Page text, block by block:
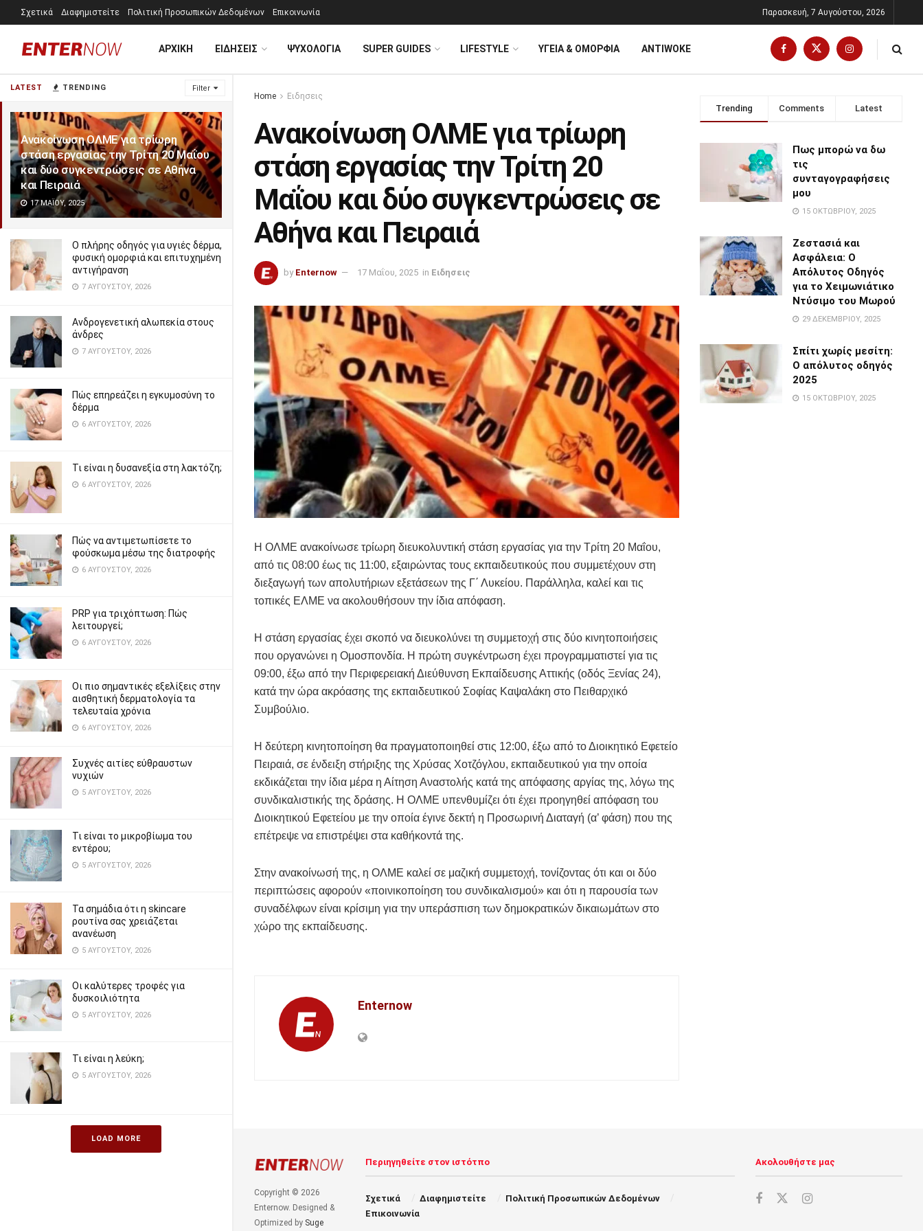
LATEST TRENDING Filter
Ανακοίνωση ΟΛΜΕ για τρίωρη
στάση εργασίας την Τρίτη 20 Μαΐου
και δύο συγκεντρώσεις σε Αθήνα
και Πειραιά
17 ΜΑΪ́ΟΥ, 2025
Ο πλήρης οδηγός για υγιές δέρμα,
φυσική ομορφιά και επιτυχημένη
αντιγήρανση
7 ΑΥΓΟΎΣΤΟΥ, 2026
Ανδρογενετική αλωπεκία στους
άνδρες
7 ΑΥΓΟΎΣΤΟΥ, 2026
Πώς επηρεάζει η εγκυμοσύνη το
δέρμα
6 ΑΥΓΟΎΣΤΟΥ, 2026
Τι είναι η δυσανεξία στη λακτόζη;
6 ΑΥΓΟΎΣΤΟΥ, 2026
Πώς να αντιμετωπίσετε το
φούσκωμα μέσω της διατροφής
6 ΑΥΓΟΎΣΤΟΥ, 2026
PRP για τριχόπτωση: Πώς
λειτουργεί;
6 ΑΥΓΟΎΣΤΟΥ, 2026
Οι πιο σημαντικές εξελίξεις στην
αισθητική δερματολογία τα
τελευταία χρόνια
6 ΑΥΓΟΎΣΤΟΥ, 2026
Συχνές αιτίες εύθραυστων
νυχιών
5 ΑΥΓΟΎΣΤΟΥ, 2026
Τι είναι το μικροβίωμα του
εντέρου;
5 ΑΥΓΟΎΣΤΟΥ, 2026
Τα σημάδια ότι η skincare
ρουτίνα σας χρειάζεται
ανανέωση
5 ΑΥΓΟΎΣΤΟΥ, 2026
Οι καλύτερες τροφές για
δυσκοιλιότητα
5 ΑΥΓΟΎΣΤΟΥ, 2026
Τι είναι η λεύκη;
5 ΑΥΓΟΎΣΤΟΥ, 2026
LOAD MORE
Σχετικά Διαφημιστείτε Πολιτική Προσωπικών Δεδομένων Επικοινωνία Παρασκευή, 7 Αυγούστου, 2026
ΑΡΧΙΚΗ ΕΙΔΗΣΕΙΣ ΨΥΧΟΛΟΓΊΑ SUPER GUIDES LIFESTYLE ΥΓΕΙΑ & ΟΜΟΡΦΙΑ ANTIWOKE
Home Ειδησεις
Ανακοίνωση ΟΛΜΕ για τρίωρη
στάση εργασίας την Τρίτη 20
Μαΐου και δύο συγκεντρώσεις σε
Αθήνα και Πειραιά
by Enternow 17 Μαΐου, 2025 in Ειδησεις
Η ΟΛΜΕ ανακοίνωσε τρίωρη διευκολυντική στάση εργασίας για την Τρίτη 20 Μαΐου,
από τις 08:00 έως τις 11:00, εξαιρώντας τους εκπαιδευτικούς που συμμετέχουν στη
διεξαγωγή των απολυτήριων εξετάσεων της Γ΄ Λυκείου. Παράλληλα, καλεί και τις
τοπικές ΕΛΜΕ να ακολουθήσουν την ίδια απόφαση.
Η στάση εργασίας έχει σκοπό να διευκολύνει τη συμμετοχή στις δύο κινητοποιήσεις
που οργανώνει η Ομοσπονδία. Η πρώτη συγκέντρωση έχει προγραμματιστεί για τις
09:00, έξω από την Περιφερειακή Διεύθυνση Εκπαίδευσης Αττικής (οδός Ξενίας 24),
κατά την ώρα ακρόασης της εκπαιδευτικού Σοφίας Καψαλάκη στο Πειθαρχικό
Συμβούλιο.
Η δεύτερη κινητοποίηση θα πραγματοποιηθεί στις 12:00, έξω από το Διοικητικό Εφετείο
Πειραιά, σε ένδειξη στήριξης της Χρύσας Χοτζόγλου, εκπαιδευτικού για την οποία
εκδικάζεται την ίδια μέρα η Αίτηση Αναστολής κατά της απόφασης αργίας της, λόγω της
συνδικαλιστικής της δράσης. Η ΟΛΜΕ υπενθυμίζει ότι έχει προηγηθεί απόφαση του
Διοικητικού Εφετείου με την οποία έγινε δεκτή η Προσωρινή Διαταγή (α’ φάση) που της
επέτρεψε να επιστρέψει στα καθήκοντά της.
Στην ανακοίνωσή της, η ΟΛΜΕ καλεί σε μαζική συμμετοχή, τονίζοντας ότι και οι δύο
περιπτώσεις αφορούν «ποινικοποίηση του συνδικαλισμού» και ότι η παρουσία των
συναδέλφων είναι κρίσιμη για την υπεράσπιση των δημοκρατικών δικαιωμάτων στο
χώρο της εκπαίδευσης.
Enternow
Trending Comments Latest
Πως μπορώ να δω
τις
συνταγογραφήσεις
μου
15 ΟΚΤΩΒΡΊΟΥ, 2025
Ζεστασιά και
Ασφάλεια: Ο
Απόλυτος Οδηγός
για το Χειμωνιάτικο
Ντύσιμο του Μωρού
29 ΔΕΚΕΜΒΡΊΟΥ, 2025
Σπίτι χωρίς μεσίτη:
Ο απόλυτος οδηγός
2025
15 ΟΚΤΩΒΡΊΟΥ, 2025
Copyright © 2026
Enternow. Designed &
Optimized by Suge
Περιηγηθείτε στον ιστότπο
Σχετικά Διαφημιστείτε
Πολιτική Προσωπικών Δεδομένων
Επικοινωνία
Ακολουθήστε μας